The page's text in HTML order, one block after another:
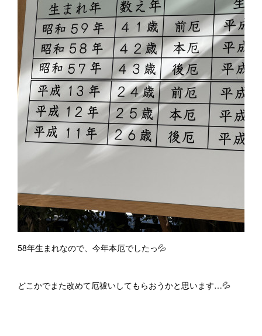
58年生まれなので、今年本厄でしたっ💦
どこかでまた改めて厄祓いしてもらおうかと思います…💦